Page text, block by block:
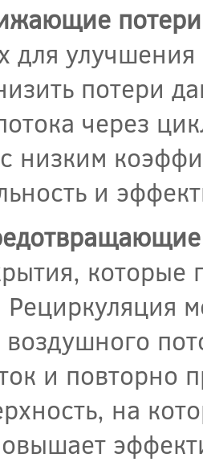
для
потери
через
низким
и
Рециркуляция
воздушного
и повторно
на